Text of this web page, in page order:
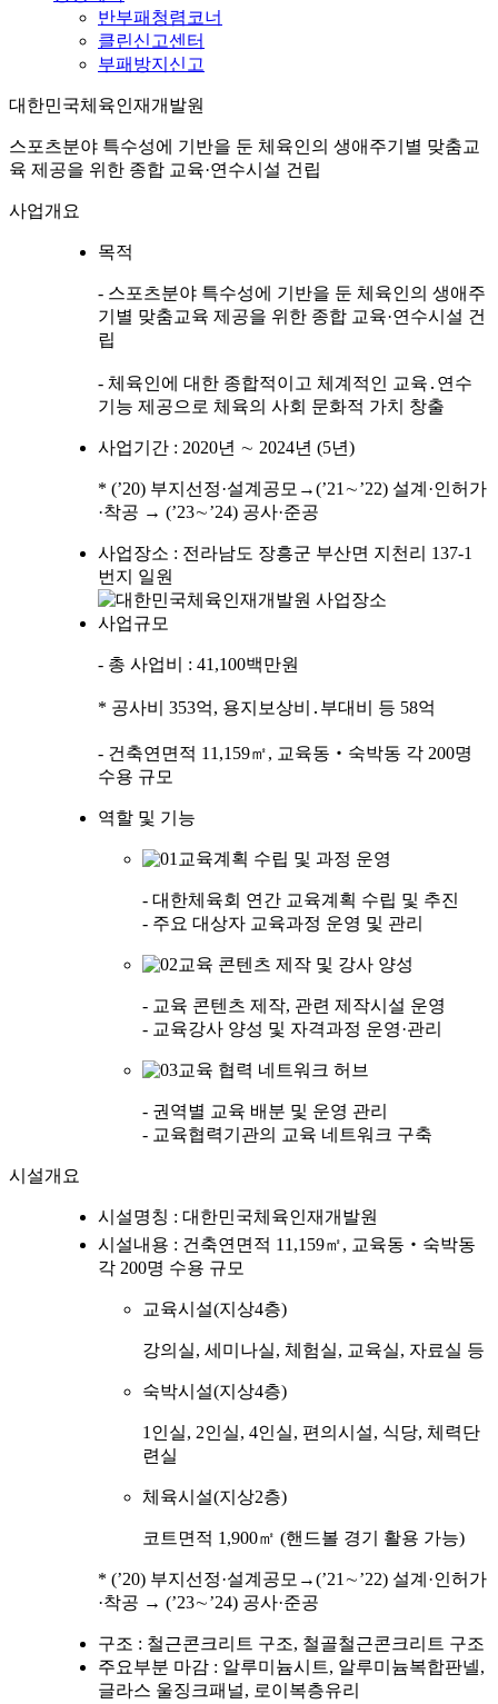
반부패청렴코너
클린신고센터
부패방지신고
대한민국체육인재개발원
스포츠분야 특수성에 기반을 둔 체육인의 생애주기별 맞춤교
육 제공을 위한 종합 교육·연수시설 건립
사업개요
목적
- 스포츠분야 특수성에 기반을 둔 체육인의 생애주
기별 맞춤교육 제공을 위한 종합 교육·연수시설 건
립
- 체육인에 대한 종합적이고 체계적인 교육․연수
기능 제공으로 체육의 사회 문화적 가치 창출
사업기간 : 2020년 ∼ 2024년 (5년)
* (’20) 부지선정·설계공모→(’21∼’22) 설계·인허가
·착공 → (’23∼’24) 공사·준공
사업장소 : 전라남도 장흥군 부산면 지천리 137-1
번지 일원
사업규모
- 총 사업비 : 41,100백만원
* 공사비 353억, 용지보상비․부대비 등 58억
- 건축연면적 11,159㎡, 교육동‧숙박동 각 200명
수용 규모
역할 및 기능
교육계획 수립 및 과정 운영
- 대한체육회 연간 교육계획 수립 및 추진
- 주요 대상자 교육과정 운영 및 관리
교육 콘텐츠 제작 및 강사 양성
- 교육 콘텐츠 제작, 관련 제작시설 운영
- 교육강사 양성 및 자격과정 운영·관리
교육 협력 네트워크 허브
- 권역별 교육 배분 및 운영 관리
- 교육협력기관의 교육 네트워크 구축
시설개요
시설명칭 : 대한민국체육인재개발원
시설내용 : 건축연면적 11,159㎡, 교육동‧숙박동
각 200명 수용 규모
교육시설(지상4층)
강의실, 세미나실, 체험실, 교육실, 자료실 등
숙박시설(지상4층)
1인실, 2인실, 4인실, 편의시설, 식당, 체력단
련실
체육시설(지상2층)
코트면적 1,900㎡ (핸드볼 경기 활용 가능)
* (’20) 부지선정·설계공모→(’21∼’22) 설계·인허가
·착공 → (’23∼’24) 공사·준공
구조 : 철근콘크리트 구조, 철골철근콘크리트 구조
주요부분 마감 : 알루미늄시트, 알루미늄복합판넬,
글라스 울징크패널, 로이복층유리